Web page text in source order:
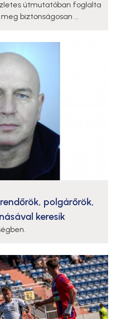
útmutatóban foglalta
biztonságosan ...
polgárőrök,
keresik